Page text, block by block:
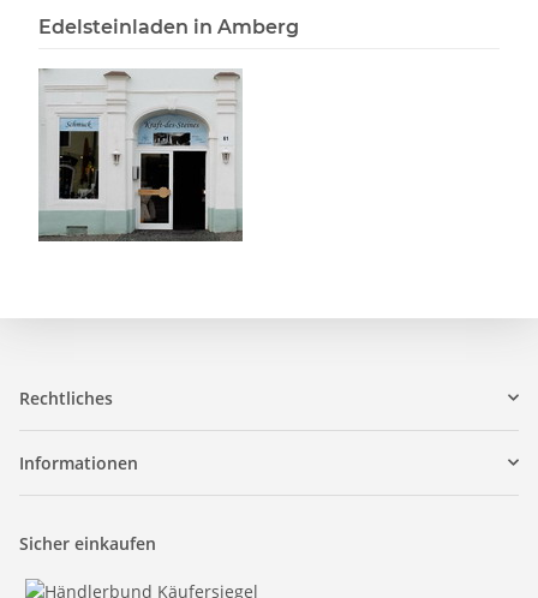
Edelsteinladen in Amberg
Rechtliches
Informationen
Sicher einkaufen